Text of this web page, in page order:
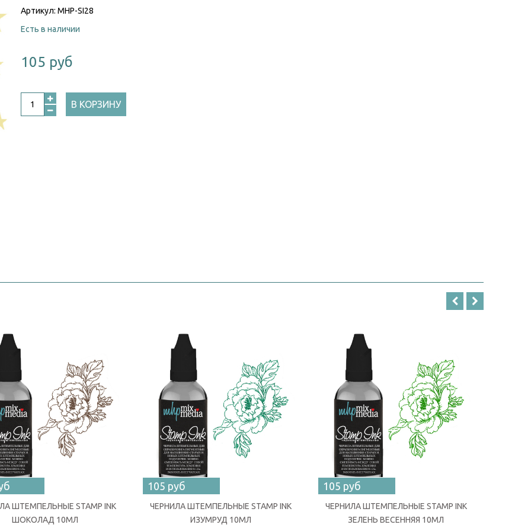
Артикул: MHP-SI28
Есть в наличии
105 руб
В КОРЗИНУ
ШТЕМПЕЛЬНЫЕ STAMP INK
ШОКОЛАД 10МЛ
105 руб
ЧЕРНИЛА ШТЕМПЕЛЬНЫЕ STAMP INK
ИЗУМРУД 10МЛ
105 руб
ЧЕРНИЛА ШТЕМПЕЛЬНЫЕ STAMP INK
ЗЕЛЕНЬ ВЕСЕННЯЯ 10МЛ